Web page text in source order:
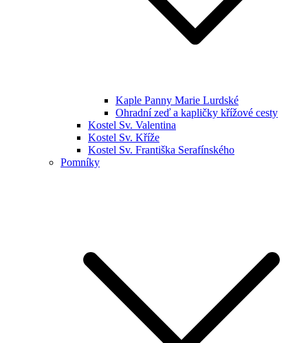
Kaple Panny Marie Lurdské
Ohradní zeď a kapličky křížové cesty
Kostel Sv. Valentina
Kostel Sv. Kříže
Kostel Sv. Františka Serafínského
Pomníky